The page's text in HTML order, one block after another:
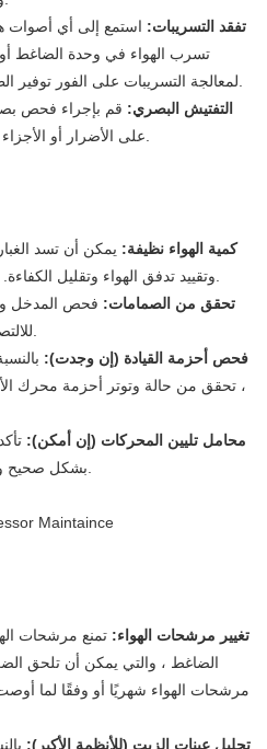
تفقد التسريبات: استمع إلى أي أصوات
تسرب الهواء في وحدة الضاغط أو
لمعالجة التسريبات على الفور توفير الطاقة والحفاظ على ضغط ثابت.
التفتيش البصري: قم بإجراء فحص
على الأضرار أو الأجزاء الفضفاضة أو البلى غير العادية.
كمية الهواء نظيفة: يمكن أن تسد
وتقييد تدفق الهواء وتقليل الكفاءة. تنظيف منطقة السحب بانتظام.
تحقق من الصمامات: فحص المدخل
للالتصاق أو الضرر أو التآكل المفرط.
فحص أحزمة القيادة (إن وجدت):
، تحقق من حالة وتوتر أحزمة محرك
محامل تليين المحركات (إن أمكن):
بشكل صحيح وفقًا لتوصيات الشركة المصنعة.
تغيير مرشحات الهواء:تمنع مرشحات
الضاغط ، والتي يمكن أن تلحق
مرشحات الهواء شهريًا أو وفقًا لما
تحليل عينات الزيت (للأنظمة الأكبر):